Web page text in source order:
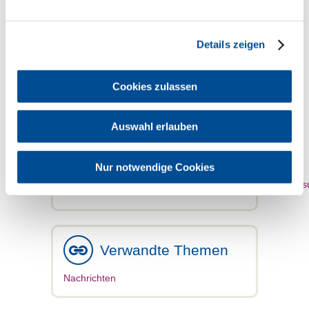
Details zeigen
Cookies zulassen
Auswahl erlauben
Nur notwendige Cookies
Aktenzeichen sowie den Mailkontakt der
Dann können Sie sich an die Infoline der
gesetzlichen Unfallversicherung unter der
kostenfreien Rufnummer 0800 60 50 40
Warnhinweis auf der Website der DGUV:
https://www.dguv.de/de/mediencenter/pm/
Verwandte Themen
Nachrichten